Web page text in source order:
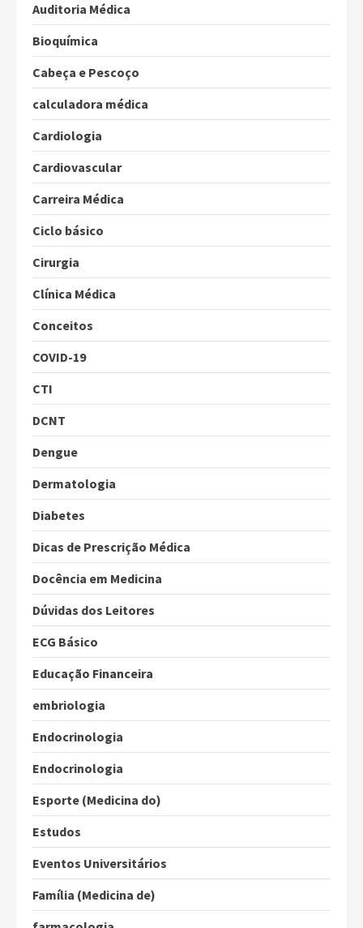
Auditoria Médica
Bioquímica
Cabeça e Pescoço
calculadora médica
Cardiologia
Cardiovascular
Carreira Médica
Ciclo básico
Cirurgia
Clínica Médica
Conceitos
COVID-19
CTI
DCNT
Dengue
Dermatologia
Diabetes
Dicas de Prescrição Médica
Docência em Medicina
Dúvidas dos Leitores
ECG Básico
Educação Financeira
embriologia
Endocrinologia
Endocrinologia
Esporte (Medicina do)
Estudos
Eventos Universitários
Família (Medicina de)